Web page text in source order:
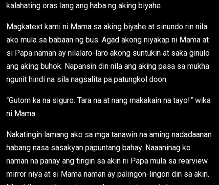
kalahating oras lang ang haba ng aking biyahe.
Magkatext kami ni Mama sa aking biyahe at sinundo rin nila
ako mula sa babaan ng bus. Agad akong niyakap ni Mama at
si Papa naman ay nilalaro-laro akong suntukin at saka ginulo
ang aking buhok. Napansin din nila ang aking pasa sa mukha
ngunit hindi na sila nagsalita pa patungkol doon.
“Gutom ka na siguro. Tara na at nang makakain na tayo!” wika
ni Mama.
Nakatingin lamang ako sa mga tanawin na aming nadadaanan
habang nasa sasakyan papuntang bahay. Naaaninag ko
naman na panay ang tingin sa akin ni Papa mula sa rearview
mirror niya at si Mama naman ay palingon-lingon din sa akin.